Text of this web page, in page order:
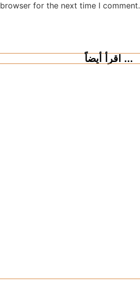
for the next time I comment.
اقرأ أيضاً ...